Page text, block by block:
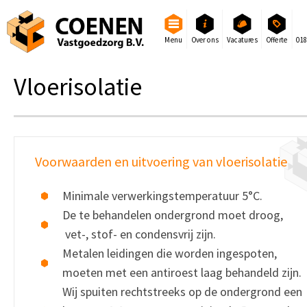
Menu Over ons Vacatures Offerte
Vloerisolatie
Voorwaarden en uitvoering van vloerisolatie
Minimale verwerkingstemperatuur 5°C.
De te behandelen ondergrond moet droog,
vet-, stof- en condensvrij zijn.
Metalen leidingen die worden ingespoten,
moeten met een antiroest laag behandeld zijn.
Wij spuiten rechtstreeks op de ondergrond een